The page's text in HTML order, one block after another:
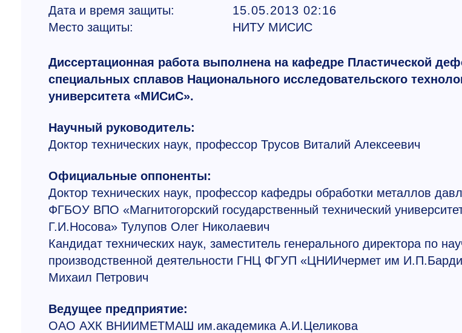
Дата и время защиты:
15.05.2013 02:16
Место защиты:
НИТУ МИСИС
Диссертационная работа выполнена на кафедре Пластической
специальных сплавов Национального исследовательского
университета «МИСиС».
Научный руководитель:
Доктор технических наук, профессор Трусов Виталий Алексеевич
Официальные оппоненты:
Доктор технических наук, профессор кафедры обработки металлов
ФГБОУ ВПО «Магнитогорский государственный технический
Г.И.Носова» Тулупов Олег Николаевич
Кандидат технических наук, заместитель генерального директора по
производственной деятельности ГНЦ ФГУП «ЦНИИчермет им
Михаил Петрович
Ведущее предприятие:
ОАО АХК ВНИИМЕТМАШ им.академика А.И.Целикова